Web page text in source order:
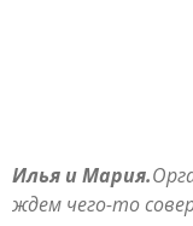
Илья и Мария.
ждем чего-то